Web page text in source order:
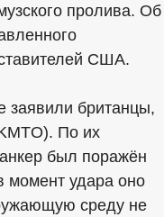
пролива. Об
США.
заявили британцы,
По их
был поражён
момент удара оно
среду не